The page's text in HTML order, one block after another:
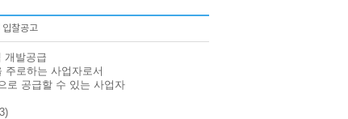
입찰공고
개발공급
주로하는 사업자로서
로 공급할 수 있는 사업자